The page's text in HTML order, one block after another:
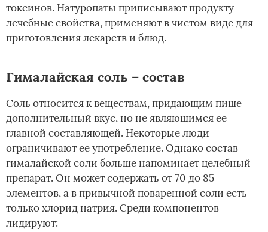
токсинов. Натуропаты приписывают продукту
лечебные свойства, применяют в чистом виде для
приготовления лекарств и блюд.
Гималайская соль – состав
Соль относится к веществам, придающим пище
дополнительный вкус, но не являющимся ее
главной составляющей. Некоторые люди
ограничивают ее употребление. Однако состав
гималайской соли больше напоминает целебный
препарат. Он может содержать от 70 до 85
элементов, а в привычной поваренной соли есть
только хлорид натрия. Среди компонентов
лидируют: